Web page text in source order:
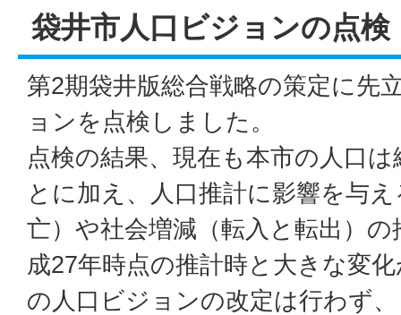
袋井市人口ビジョンの点検
第2期袋井版総合戦略の策定に先
ョンを点検しました。
点検の結果、現在も本市の人口
とに加え、人口推計に影響を与
亡）や社会増減（転入と転出）
成27年時点の推計時と大きな変
の人口ビジョンの改定は行わず